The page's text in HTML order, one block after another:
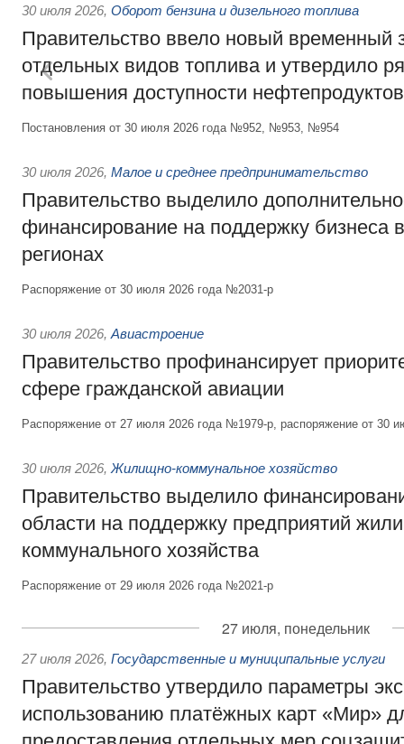
30 июля 2026, Оборот бензина и дизельного топлива
Правительство ввело новый временный
отдельных видов топлива и утвердило
повышения доступности нефтепродуктов
Постановления от 30 июля 2026 года №952, №953, №954
30 июля 2026, Малое и среднее предпринимательство
Правительство выделило
финансирование на поддержку бизнеса
регионах
Распоряжение от 30 июля 2026 года №2031-р
30 июля 2026, Авиастроение
Правительство профинансирует
сфере гражданской авиации
Распоряжение от 27 июля 2026 года №1979-р, распоряжение от 30
30 июля 2026, Жилищно-коммунальное хозяйство
Правительство выделило
области на поддержку предприятий
коммунального хозяйства
Распоряжение от 29 июля 2026 года №2021-р
27 июля, понедельник
27 июля 2026, Государственные и муниципальные услуги
Правительство утвердило параметры
использованию платёжных карт «Мир»